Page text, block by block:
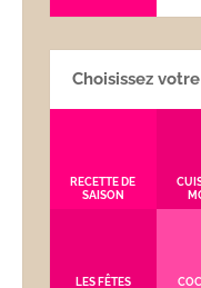
Choisissez
RECETTE DE
SAISON
LES FÊTES